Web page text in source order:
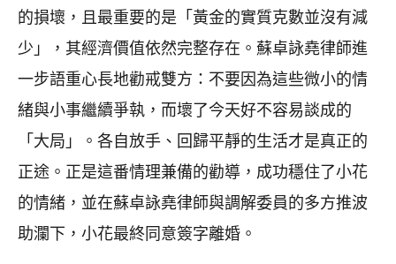
的損壞，且最重要的是「黃金的實質克數並沒有減
少」，其經濟價值依然完整存在。蘇卓詠堯律師進
一步語重心長地勸戒雙方：不要因為這些微小的情
緒與小事繼續爭執，而壞了今天好不容易談成的
「大局」。各自放手、回歸平靜的生活才是真正的
正途。正是這番情理兼備的勸導，成功穩住了小花
的情緒，並在蘇卓詠堯律師與調解委員的多方推波
助瀾下，小花最終同意簽字離婚。